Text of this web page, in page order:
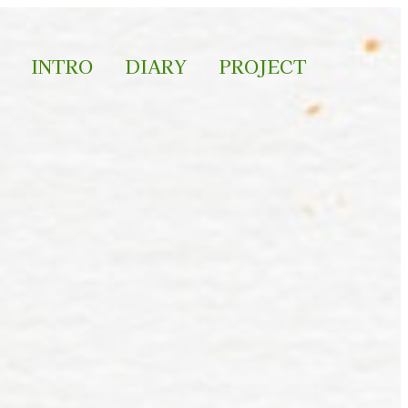
INTRO DIARY PROJECT